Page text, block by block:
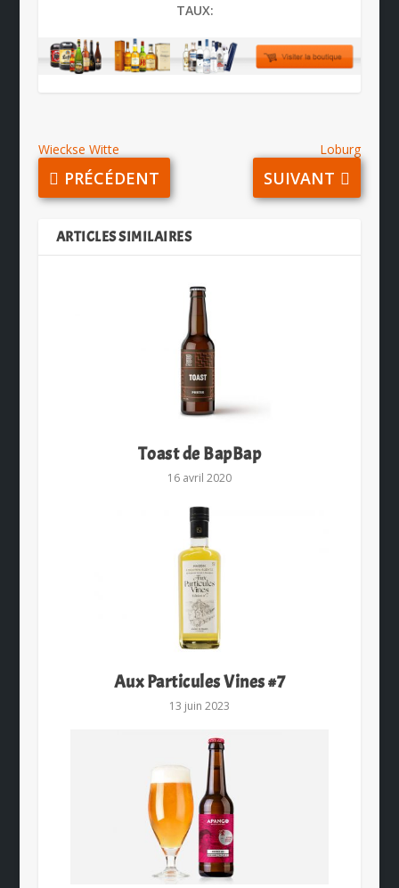
TAUX:
Wieckse Witte
PRÉCÉDENT
Loburg
SUIVANT
ARTICLES SIMILAIRES
Toast de BapBap
16 avril 2020
Aux Particules Vines #7
13 juin 2023